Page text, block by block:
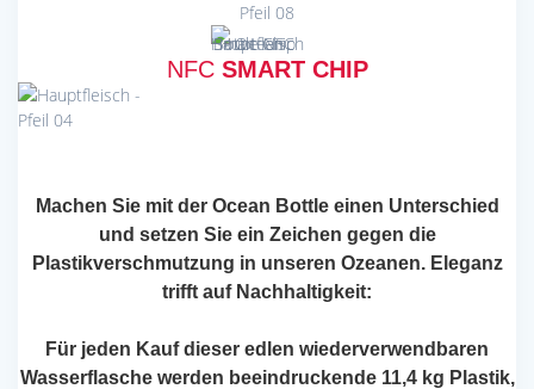
NFC SMART CHIP
Machen Sie mit der Ocean Bottle einen Unterschied
und setzen Sie ein Zeichen gegen die
Plastikverschmutzung in unseren Ozeanen. Eleganz
trifft auf Nachhaltigkeit:
Für jeden Kauf dieser edlen wiederverwendbaren
Wasserflasche werden beeindruckende 11,4 kg Plastik,